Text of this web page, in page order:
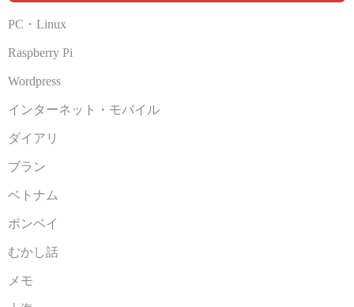
PC・Linux
Raspberry Pi
Wordpress
インターネット・モバイル
ダイアリ
ブラン
ベトナム
ボンベイ
むかし話
メモ